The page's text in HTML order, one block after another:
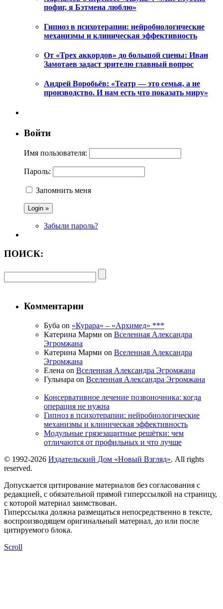
пофиг, я Бэтмена люблю»
Гипноз в психотерапии: нейробиологические
механизмы и клиническая эффективность
От «Трех аккордов» до большой сцены: Иван
Замотаев задаст зрителю главный вопрос
Андрей Воробьёв: «Театр — это семья, а не
производство. И нам есть что показать миру»
Войти
Имя пользователя:
Пароль:
Запомнить меня
Забыли пароль?
ПОИСК:
Комментарии
Буба on «Курара» – «Архимед» ***
Катерина Марми on Вселенная Александра
Эгромжана
Катерина Марми on Вселенная Александра
Эгромжана
Елена on Вселенная Александра Эгромжана
Гульнара on Вселенная Александра Эгромжана
Консервативное лечение позвоночника: когда
операция не нужна
Гипноз в психотерапии: нейробиологические
механизмы и клиническая эффективность
Модульные грязезащитные решётки: чем
отличаются от профильных и что лучше
© 1992-2026 Издательский Дом «Новый Взгляд». All rights
reserved.
Допускается цитирование материалов без согласования с
редакцией, с обязательной прямой гиперссылкой на страницу,
с которой материал заимствован.
Гиперссылка должна размещаться непосредственно в тексте,
воспроизводящем оригинальный материал, до или после
цитируемого блока.
Scroll